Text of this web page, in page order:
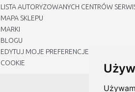
LISTA AUTORYZOWANYCH CENTRÓW
MAPA SKLEPU
MARKI
BLOGU
EDYTUJ MOJE PREFERENCJE DOTYCZĄCE
COOKIE